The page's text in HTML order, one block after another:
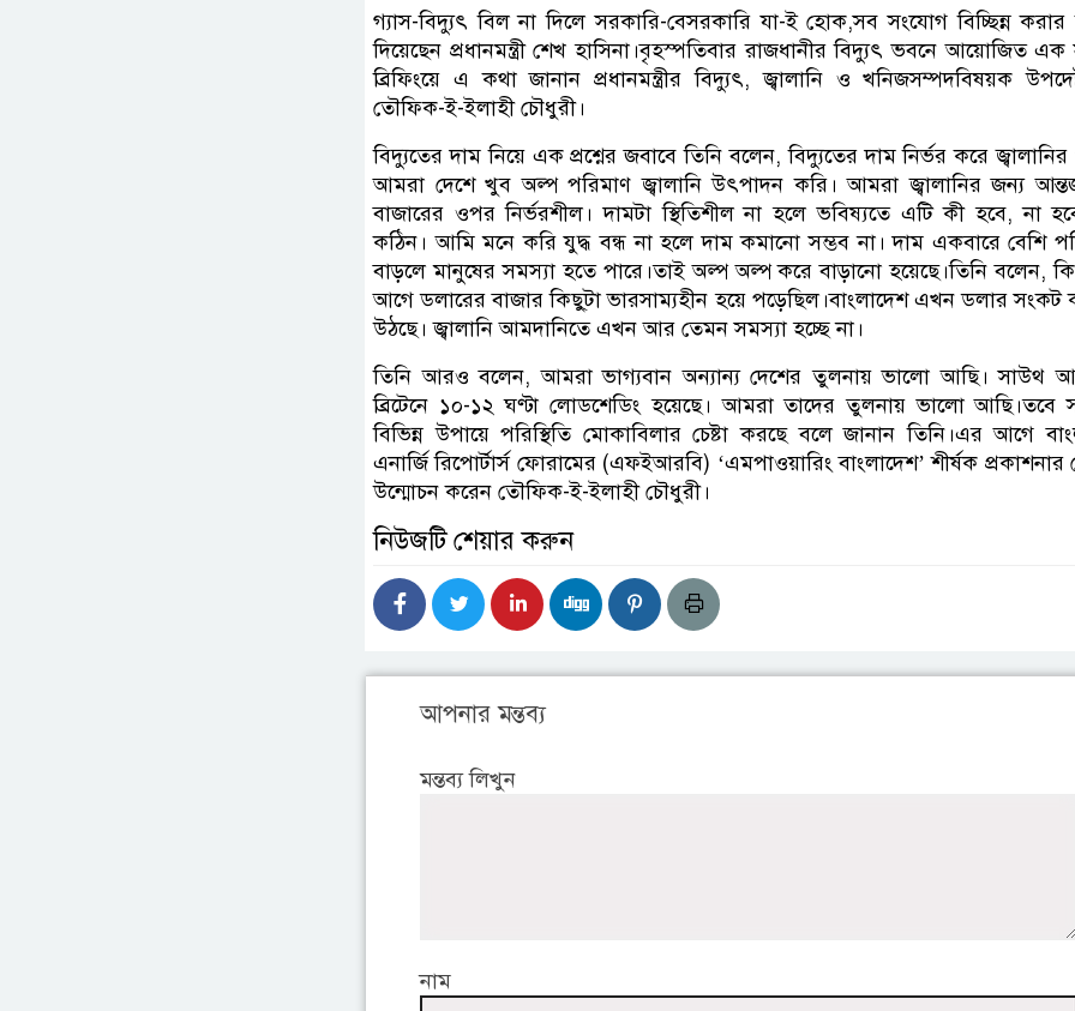
গ্যাস-বিদ্যুৎ বিল না দিলে সরকারি-বেসরকারি যা-ই হোক,সব সংযোগ বিচ্ছিন্ন করার
দিয়েছেন প্রধানমন্ত্রী শেখ হাসিনা।বৃহস্পতিবার রাজধানীর বিদ্যুৎ ভবনে আয়োজিত এক
ব্রিফিংয়ে এ কথা জানান প্রধানমন্ত্রীর বিদ্যুৎ, জ্বালানি ও খনিজসম্পদবিষয়ক
তৌফিক-ই-ইলাহী চৌধুরী।
বিদ্যুতের দাম নিয়ে এক প্রশ্নের জবাবে তিনি বলেন, বিদ্যুতের দাম নির্ভর করে
আমরা দেশে খুব অল্প পরিমাণ জ্বালানি উৎপাদন করি। আমরা জ্বালানির জন্য
বাজারের ওপর নির্ভরশীল। দামটা স্থিতিশীল না হলে ভবিষ্যতে এটি কী হবে, না
কঠিন। আমি মনে করি যুদ্ধ বন্ধ না হলে দাম কমানো সম্ভব না। দাম একবারে বেশি
বাড়লে মানুষের সমস্যা হতে পারে।তাই অল্প অল্প করে বাড়ানো হয়েছে।তিনি বলেন,
আগে ডলারের বাজার কিছু্টা ভারসাম্যহীন হয়ে পড়েছিল।বাংলাদেশ এখন ডলার সংকট
উঠছে। জ্বালানি আমদানিতে এখন আর তেমন সমস্যা হচ্ছে না।
তিনি আরও বলেন, আমরা ভাগ্যবান অন্যান্য দেশের তুলনায় ভালো আছি। সাউথ
ব্রিটেনে ১০-১২ ঘণ্টা লোডশেডিং হয়েছে। আমরা তাদের তুলনায় ভালো আছি।তবে
বিভিন্ন উপায়ে পরিস্থিতি মোকাবিলার চেষ্টা করছে বলে জানান তিনি।এর আগে
এনার্জি রিপোর্টার্স ফোরামের (এফইআরবি) ‘এমপাওয়ারিং বাংলাদেশ’ শীর্ষক
উন্মোচন করেন তৌফিক-ই-ইলাহী চৌধুরী।
নিউজটি শেয়ার করুন
আপনার মন্তব্য
মন্তব্য লিখুন
নাম